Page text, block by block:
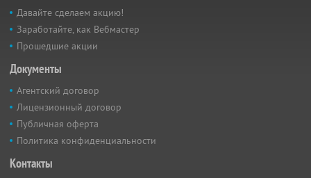
Давайте сделаем акцию!
Заработайте, как Вебмастер
Прошедшие акции
Документы
Агентский договор
Лицензионный договор
Публичная оферта
Политика конфиденциальности
Контакты